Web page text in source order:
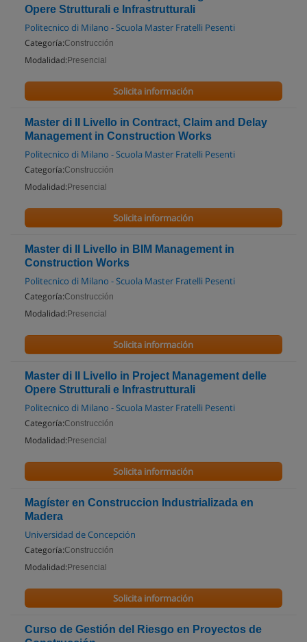
Opere Strutturali e Infrastrutturali
Politecnico di Milano - Scuola Master Fratelli Pesenti
Categoría:Construcción
Modalidad: Presencial
Solicita información
Master di II Livello in Contract, Claim and Delay
Management in Construction Works
Politecnico di Milano - Scuola Master Fratelli Pesenti
Categoría:Construcción
Modalidad: Presencial
Solicita información
Master di II Livello in BIM Management in
Construction Works
Politecnico di Milano - Scuola Master Fratelli Pesenti
Categoría:Construcción
Modalidad: Presencial
Solicita información
Master di II Livello in Project Management delle
Opere Strutturali e Infrastrutturali
Politecnico di Milano - Scuola Master Fratelli Pesenti
Categoría:Construcción
Modalidad: Presencial
Solicita información
Magíster en Construccion Industrializada en
Madera
Universidad de Concepción
Categoría:Construcción
Modalidad: Presencial
Solicita información
Curso de Gestión del Riesgo en Proyectos de